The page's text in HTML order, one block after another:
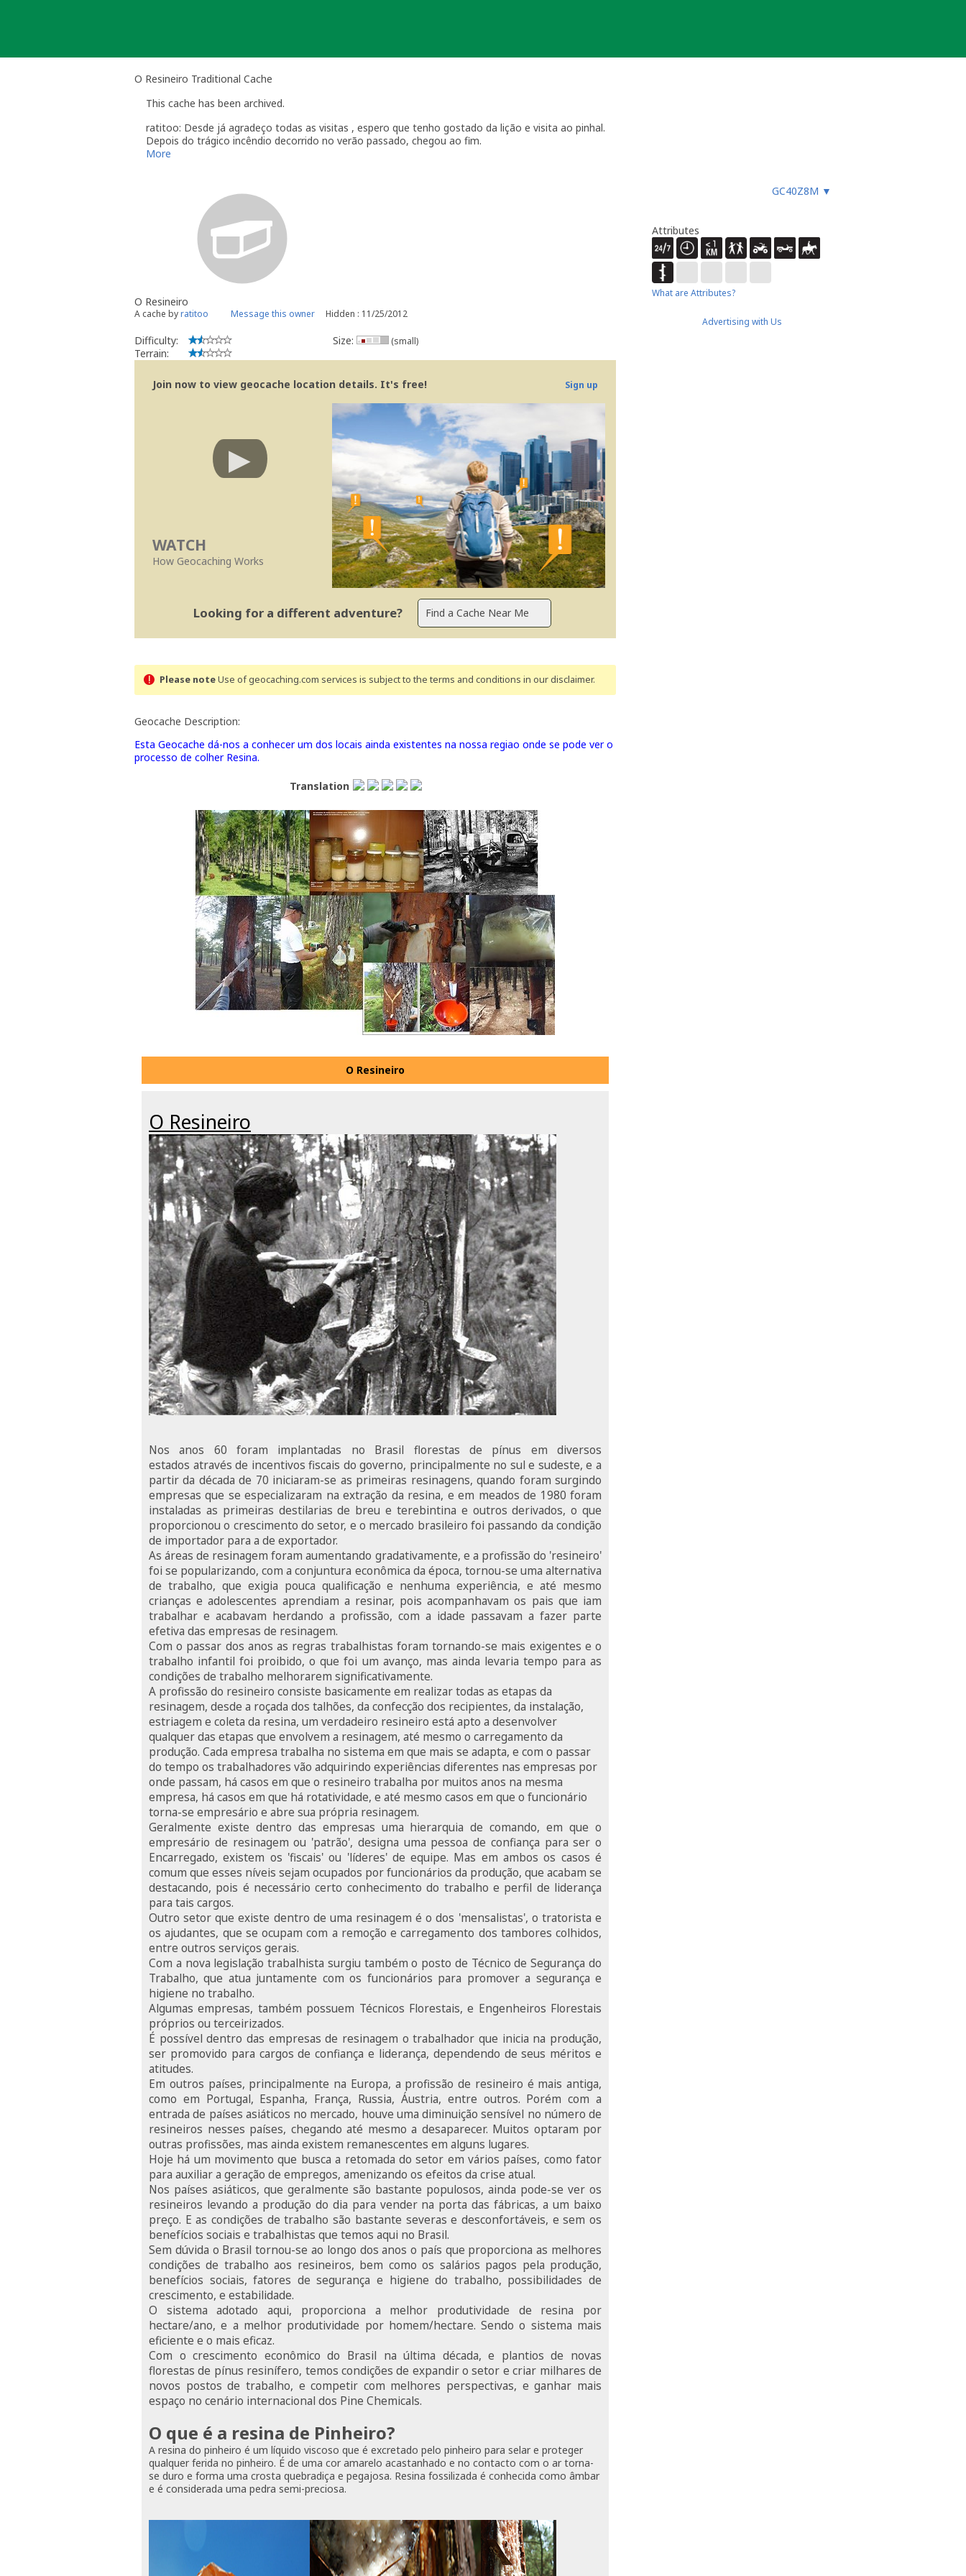
O Resineiro Traditional Cache
This cache has been archived.
ratitoo: Desde já agradeço todas as visitas , espero que tenho gostado da lição e visita ao pinhal.
Depois do trágico incêndio decorrido no verão passado, chegou ao fim.
Obrigado a todos
More
GC40Z8M ▼
O Resineiro
A cache byratitoo Message this owner Hidden : 11/25/2012
Difficulty:
Terrain:
Size: (small)
Join now to view geocache location details. It's free! Sign up
WATCH
How Geocaching Works
Looking for a different adventure?
Please noteUse of geocaching.com services is subject to the terms and conditions in our disclaimer.
Geocache Description:
Esta Geocache dá-nos a conhecer um dos locais ainda existentes na nossa regiao onde se pode ver o
processo de colher Resina.
Translation
O Resineiro
O Resineiro
Nos anos 60 foram implantadas no Brasil florestas de pínus em diversos
estados através de incentivos fiscais do governo, principalmente no sul e sudeste, e a
partir da década de 70 iniciaram-se as primeiras resinagens, quando foram surgindo
empresas que se especializaram na extração da resina, e em meados de 1980 foram
instaladas as primeiras destilarias de breu e terebintina e outros derivados, o que
proporcionou o crescimento do setor, e o mercado brasileiro foi passando da condição
de importador para a de exportador.
As áreas de resinagem foram aumentando gradativamente, e a profissão do 'resineiro'
foi se popularizando, com a conjuntura econômica da época, tornou-se uma alternativa
de trabalho, que exigia pouca qualificação e nenhuma experiência, e até mesmo
crianças e adolescentes aprendiam a resinar, pois acompanhavam os pais que iam
trabalhar e acabavam herdando a profissão, com a idade passavam a fazer parte
efetiva das empresas de resinagem.
Com o passar dos anos as regras trabalhistas foram tornando-se mais exigentes e o
trabalho infantil foi proibido, o que foi um avanço, mas ainda levaria tempo para as
condições de trabalho melhorarem significativamente.
A profissão do resineiro consiste basicamente em realizar todas as etapas da
resinagem, desde a roçada dos talhões, da confecção dos recipientes, da instalação,
estriagem e coleta da resina, um verdadeiro resineiro está apto a desenvolver
qualquer das etapas que envolvem a resinagem, até mesmo o carregamento da
produção. Cada empresa trabalha no sistema em que mais se adapta, e com o passar
do tempo os trabalhadores vão adquirindo experiências diferentes nas empresas por
onde passam, há casos em que o resineiro trabalha por muitos anos na mesma
empresa, há casos em que há rotatividade, e até mesmo casos em que o funcionário
torna-se empresário e abre sua própria resinagem.
Geralmente existe dentro das empresas uma hierarquia de comando, em que o
empresário de resinagem ou 'patrão', designa uma pessoa de confiança para ser o
Encarregado, existem os 'fiscais' ou 'líderes' de equipe. Mas em ambos os casos é
comum que esses níveis sejam ocupados por funcionários da produção, que acabam se
destacando, pois é necessário certo conhecimento do trabalho e perfil de liderança
para tais cargos.
Outro setor que existe dentro de uma resinagem é o dos 'mensalistas', o tratorista e
os ajudantes, que se ocupam com a remoção e carregamento dos tambores colhidos,
entre outros serviços gerais.
Com a nova legislação trabalhista surgiu também o posto de Técnico de Segurança do
Trabalho, que atua juntamente com os funcionários para promover a segurança e
higiene no trabalho.
Algumas empresas, também possuem Técnicos Florestais, e Engenheiros Florestais
próprios ou terceirizados.
É possível dentro das empresas de resinagem o trabalhador que inicia na produção,
ser promovido para cargos de confiança e liderança, dependendo de seus méritos e
atitudes.
Em outros países, principalmente na Europa, a profissão de resineiro é mais antiga,
como em Portugal, Espanha, França, Russia, Áustria, entre outros. Porém com a
entrada de países asiáticos no mercado, houve uma diminuição sensível no número de
resineiros nesses países, chegando até mesmo a desaparecer. Muitos optaram por
outras profissões, mas ainda existem remanescentes em alguns lugares.
Hoje há um movimento que busca a retomada do setor em vários países, como fator
para auxiliar a geração de empregos, amenizando os efeitos da crise atual.
Nos países asiáticos, que geralmente são bastante populosos, ainda pode-se ver os
resineiros levando a produção do dia para vender na porta das fábricas, a um baixo
preço. E as condições de trabalho são bastante severas e desconfortáveis, e sem os
benefícios sociais e trabalhistas que temos aqui no Brasil.
Sem dúvida o Brasil tornou-se ao longo dos anos o país que proporciona as melhores
condições de trabalho aos resineiros, bem como os salários pagos pela produção,
benefícios sociais, fatores de segurança e higiene do trabalho, possibilidades de
crescimento, e estabilidade.
O sistema adotado aqui, proporciona a melhor produtividade de resina por
hectare/ano, e a melhor produtividade por homem/hectare. Sendo o sistema mais
eficiente e o mais eficaz.
Com o crescimento econômico do Brasil na última década, e plantios de novas
florestas de pínus resinífero, temos condições de expandir o setor e criar milhares de
novos postos de trabalho, e competir com melhores perspectivas, e ganhar mais
espaço no cenário internacional dos Pine Chemicals.
O que é a resina de Pinheiro?
A resina do pinheiro é um líquido viscoso que é excretado pelo pinheiro para selar e proteger
qualquer ferida no pinheiro. É de uma cor amarelo acastanhado e no contacto com o ar torna-
se duro e forma uma crosta quebradiça e pegajosa. Resina fossilizada é conhecida como âmbar
e é considerada uma pedra semi-preciosa.
Attributes
What are Attributes?
Advertising with Us